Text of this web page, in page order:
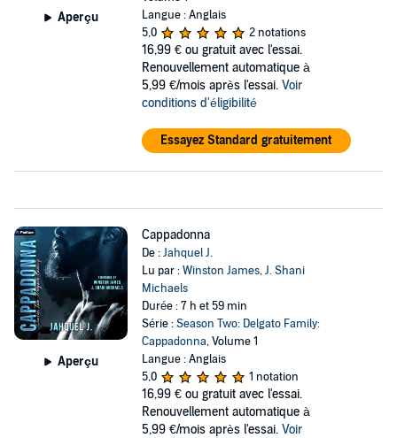
Aperçu
Langue : Anglais
5,0
2 notations
16,99 € ou gratuit avec l'essai.
Renouvellement automatique à
5,99 €/mois après l'essai. Voir
conditions d'éligibilité
Essayez Standard gratuitement
Aperçu
Cappadonna
De :Jahquel J.
Lu par :Winston James,J. Shani
Michaels
Durée : 7 h et 59 min
Série :Season Two: Delgato Family:
Cappadonna, Volume 1
Langue : Anglais
5,0
1 notation
16,99 € ou gratuit avec l'essai.
Renouvellement automatique à
5,99 €/mois après l'essai. Voir